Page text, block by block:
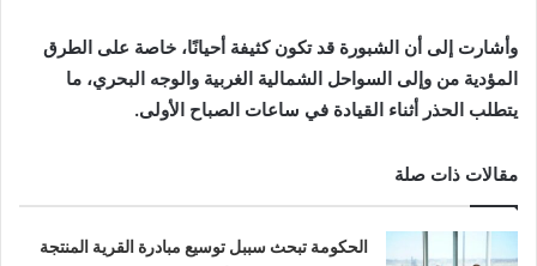
وأشارت إلى أن الشبورة قد تكون كثيفة أحيانًا، خاصة على الطرق
المؤدية من وإلى السواحل الشمالية الغربية والوجه البحري، ما
يتطلب الحذر أثناء القيادة في ساعات الصباح الأولى.
مقالات ذات صلة
الحكومة تبحث سببل توسيع مبادرة القرية المنتجة